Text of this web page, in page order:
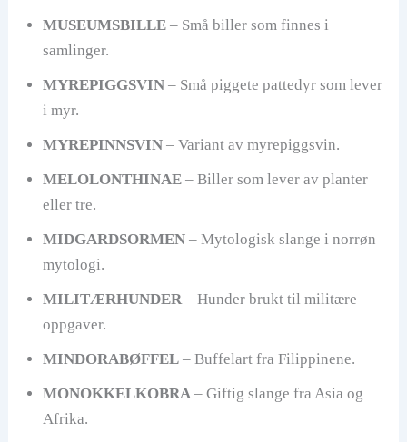
MUSEUMSBILLE– Små biller som finnes i
samlinger.
MYREPIGGSVIN– Små piggete pattedyr som lever
i myr.
MYREPINNSVIN– Variant av myrepiggsvin.
MELOLONTHINAE– Biller som lever av planter
eller tre.
MIDGARDSORMEN– Mytologisk slange i norrøn
mytologi.
MILITÆRHUNDER– Hunder brukt til militære
oppgaver.
MINDORABØFFEL– Buffelart fra Filippinene.
MONOKKELKOBRA– Giftig slange fra Asia og
Afrika.